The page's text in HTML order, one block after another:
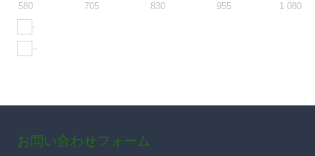
580 705 830 955 1 080
お問い合わせフォーム